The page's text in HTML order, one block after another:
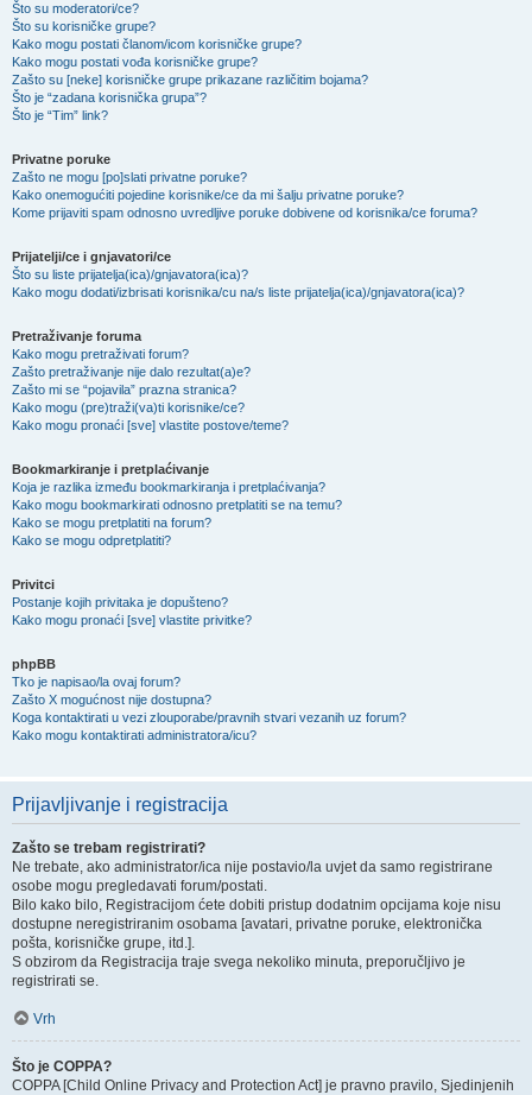
Što su moderatori/ce?
Što su korisničke grupe?
Kako mogu postati članom/icom korisničke grupe?
Kako mogu postati vođa korisničke grupe?
Zašto su [neke] korisničke grupe prikazane različitim bojama?
Što je “zadana korisnička grupa”?
Što je “Tim” link?
Privatne poruke
Zašto ne mogu [po]slati privatne poruke?
Kako onemogućiti pojedine korisnike/ce da mi šalju privatne poruke?
Kome prijaviti spam odnosno uvredljive poruke dobivene od korisnika/ce foruma?
Prijatelji/ce i gnjavatori/ce
Što su liste prijatelja(ica)/gnjavatora(ica)?
Kako mogu dodati/izbrisati korisnika/cu na/s liste prijatelja(ica)/gnjavatora(ica)?
Pretraživanje foruma
Kako mogu pretraživati forum?
Zašto pretraživanje nije dalo rezultat(a)e?
Zašto mi se “pojavila” prazna stranica?
Kako mogu (pre)traži(va)ti korisnike/ce?
Kako mogu pronaći [sve] vlastite postove/teme?
Bookmarkiranje i pretplaćivanje
Koja je razlika između bookmarkiranja i pretplaćivanja?
Kako mogu bookmarkirati odnosno pretplatiti se na temu?
Kako se mogu pretplatiti na forum?
Kako se mogu odpretplatiti?
Privitci
Postanje kojih privitaka je dopušteno?
Kako mogu pronaći [sve] vlastite privitke?
phpBB
Tko je napisao/la ovaj forum?
Zašto X mogućnost nije dostupna?
Koga kontaktirati u vezi zlouporabe/pravnih stvari vezanih uz forum?
Kako mogu kontaktirati administratora/icu?
Prijavljivanje i registracija
Zašto se trebam registrirati?
Ne trebate, ako administrator/ica nije postavio/la uvjet da samo registrirane
osobe mogu pregledavati forum/postati.
Bilo kako bilo, Registracijom ćete dobiti pristup dodatnim opcijama koje nisu
dostupne neregistriranim osobama [avatari, privatne poruke, elektronička
pošta, korisničke grupe, itd.].
S obzirom da Registracija traje svega nekoliko minuta, preporučljivo je
registrirati se.
Vrh
Što je COPPA?
COPPA [Child Online Privacy and Protection Act] je pravno pravilo, Sjedinjenih